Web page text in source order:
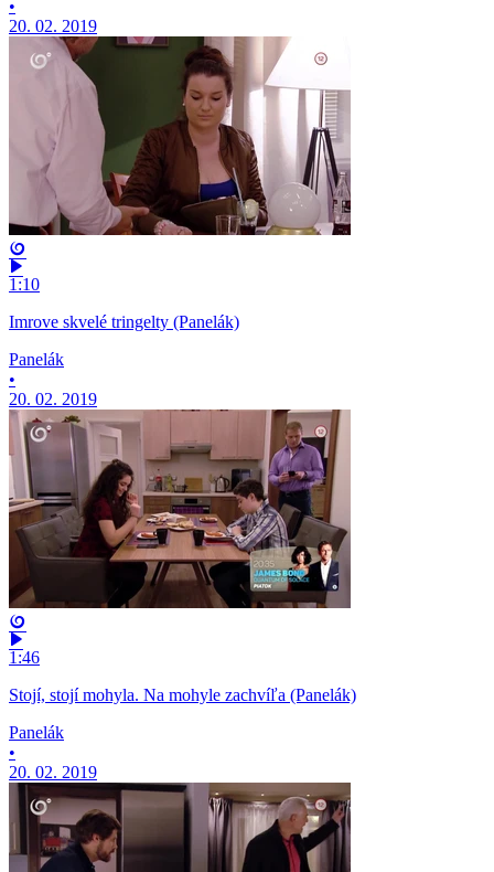
•
20. 02. 2019
1:10
Imrove skvelé tringelty (Panelák)
Panelák
•
20. 02. 2019
1:46
Stojí, stojí mohyla. Na mohyle zachvíľa (Panelák)
Panelák
•
20. 02. 2019